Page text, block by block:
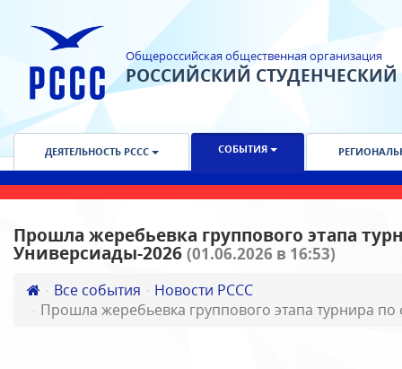
Общероссийская общественная организация
РОССИЙСКИЙ
ДЕЯТЕЛЬНОСТЬ РССС СОБЫТИЯ
Прошла жеребьевка группового этапа
Универсиады-2026 (01.06.2026 в 16:53)
Все события
Новости РССС
Прошла жеребьевка группового этапа турнира